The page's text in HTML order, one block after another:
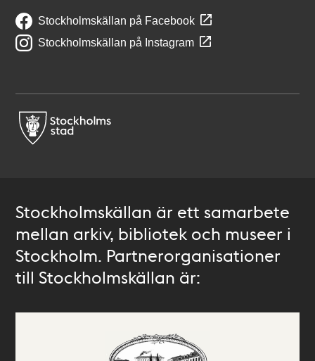
Stockholmskällan på Facebook
Stockholmskällan på Instagram
Stockholmskällan är ett samarbete
mellan arkiv, bibliotek och museer i
Stockholm. Partnerorganisationer
till Stockholmskällan är: